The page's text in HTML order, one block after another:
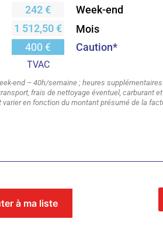
242 €
1 512,50 €
400 €
TVAC
Week-end
Mois
Caution*
end – 40h/semaine ; heures
frais de nettoyage éventuel, carburant
varier en fonction du montant présumé de la
à ma liste